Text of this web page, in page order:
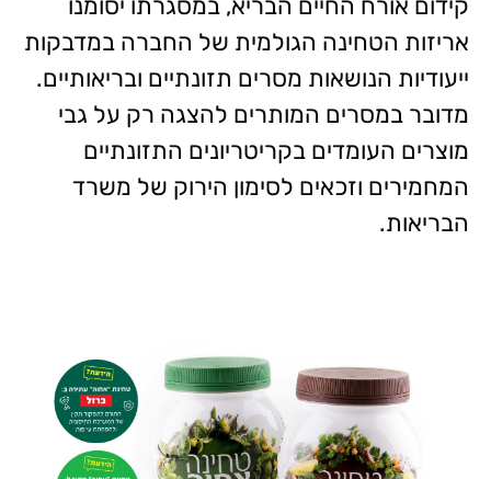
אריזות הטחינה הגולמית של החברה במדבקות
ייעודיות הנושאות מסרים תזונתיים ובריאותיים.
מדובר במסרים המותרים להצגה רק על גבי
מוצרים העומדים בקריטריונים התזונתיים
המחמירים וזכאים לסימון הירוק של משרד
הבריאות.